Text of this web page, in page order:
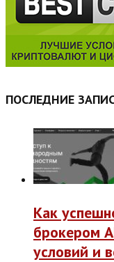
ПОСЛЕДНИЕ
Как
брокером
условий и